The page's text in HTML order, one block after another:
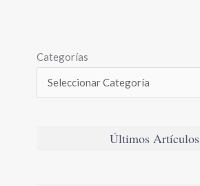
Categorías
Últimos Artículos